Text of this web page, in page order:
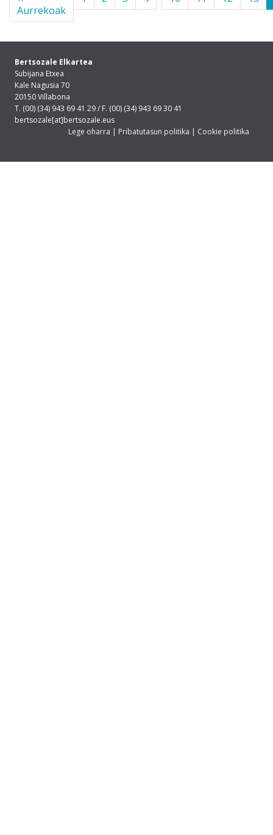
Aurrekoak
Bertsozale Elkartea
Subijana Etxea
Kale Nagusia 70
20150 Villabona
T. (00) (34) 943 69 41 29 / F. (00) (34) 943 69 30 41
bertsozale[at]bertsozale.eus
Lege oharra | Pribatutasun politika | Cookie politika